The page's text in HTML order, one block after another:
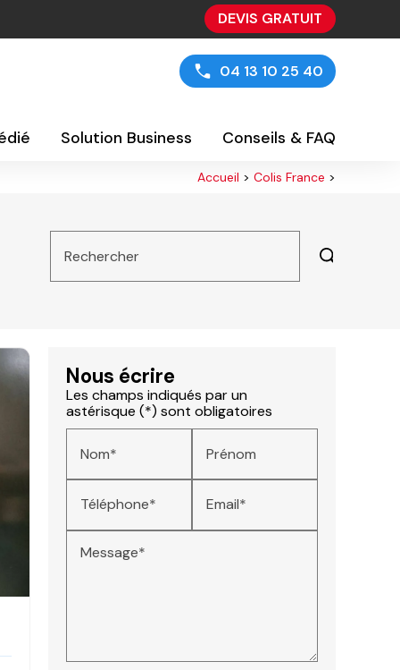
DEVIS GRATUIT
04 13 10 25 40
Solution Business Conseils & FAQ
Accueil > Colis France >
Rechercher
Nous écrire
Les champs indiqués par un
astérisque (*) sont obligatoires
Nom* Prénom
Téléphone* Email*
Message*